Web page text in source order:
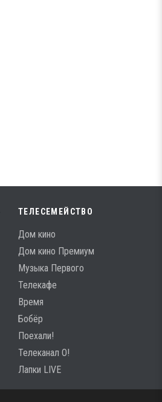
ТЕЛЕСЕМЕЙСТВО
Дом кино
Дом кино Премиум
Музыка Первого
Телекафе
Время
Бобёр
Поехали!
Телеканал О!
Лапки LIVE